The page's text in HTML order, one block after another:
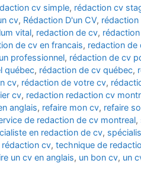
cv simple, rédaction cv
cv, Rédaction D'un CV, rédaction
vital, redaction de cv,
de cv en francais, redaction de
professionnel, rédaction de cv
québec, rédaction de cv québec,
cv, rédaction de votre cv,
cv, redaction redaction cv
anglais, refaire mon cv, refaire
de redaction de cv montreal,
en redaction de cv,
cv, technique de
un cv en anglais, un bon cv, un